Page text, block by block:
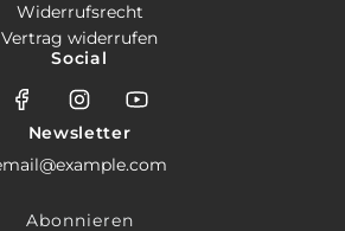
Widerrufsrecht
Vertrag widerrufen
Social
Newsletter
Abonnieren